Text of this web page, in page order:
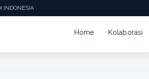
INDONESIA
Home Kolaborasi